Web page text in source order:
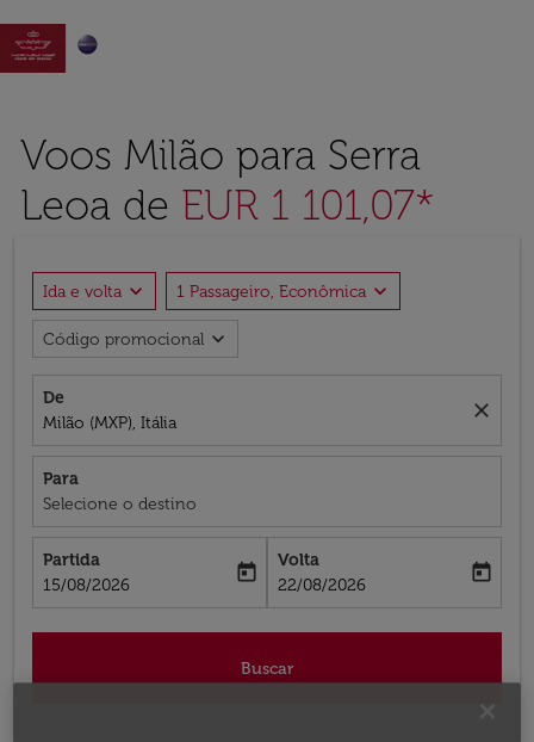

Voos Milão para Serra
Leoa de EUR 1 101,07*
Ida e volta expand_more 1 Passageiro, Econômica expand_more
Código promocional expand_more
De
Milão (MXP), Itália
close
Para
Selecione o destino
Partida
fc-booking-departure-date-aria-label
15/08/2026
today
Volta
fc-booking-return-date-aria-label
22/08/2026
today
Buscar